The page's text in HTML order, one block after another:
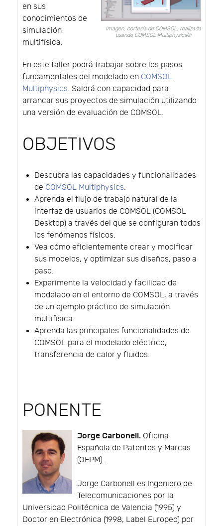
Imagen, cortesía de COMSOL, realizada
usando COMSOL Multiphysics®
en sus
conocimientos de
simulación
multifísica.
En este taller podrá trabajar sobre los pasos
fundamentales del modelado en COMSOL
Multiphysics. Saldrá con capacidad para
arrancar sus proyectos de simulación utilizando
una versión de evaluación de COMSOL.
OBJETIVOS
Descubra las capacidades y funcionalidades
de COMSOL Multiphysics.
Aprenda el flujo de trabajo natural de la
interfaz de usuarios de COMSOL (COMSOL
Desktop) a través del que se configuran todos
los fenómenos físicos.
Vea cómo eficientemente crear y modificar
sus modelos, y optimizar sus diseños, paso a
paso.
Experimente la velocidad y facilidad de
modelado en el entorno de COMSOL, a través
de un ejemplo práctico de simulación
multifisica.
Aprenda las principales funcionalidades de
COMSOL para el modelado eléctrico,
transferencia de calor y fluidos.
PONENTE
Jorge Carbonell. Oficina
Española de Patentes y Marcas
(OEPM).
Jorge Carbonell es Ingeniero de
Telecomunicaciones por la
Universidad Politécnica de Valencia (1995) y
Doctor en Electrónica (1998, Label Europeo) por